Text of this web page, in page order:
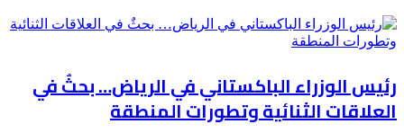
رئيس الوزراء الباكستاني في الرياض… بحثٌ في
العلاقات الثنائية وتطورات المنطقة